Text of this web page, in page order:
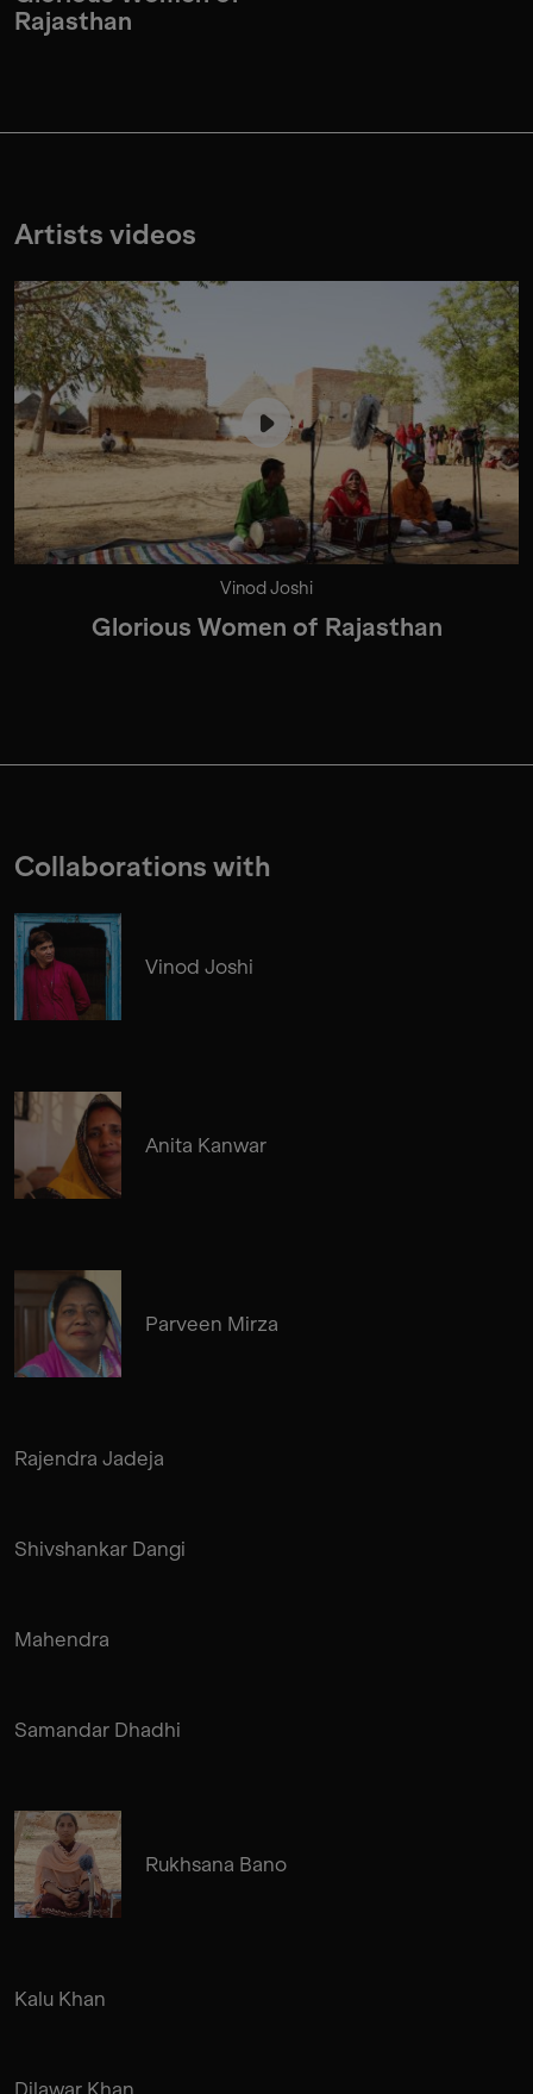
Rajasthan
Artists videos
Vinod Joshi
Glorious Women of Rajasthan
Collaborations with
Vinod Joshi
Anita Kanwar
Parveen Mirza
Rajendra Jadeja
Shivshankar Dangi
Mahendra
Samandar Dhadhi
Rukhsana Bano
Kalu Khan
Dilawar Khan